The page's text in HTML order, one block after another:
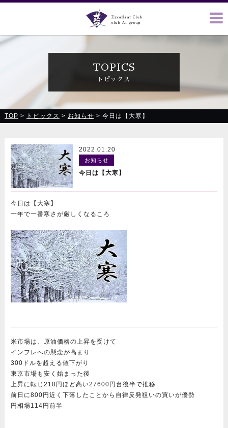
クラブ藍(あい)、クラブ恋(れん)、ルミナス、浪漫館で皆様の
お越しをお待ちしております
TOPICS
トピックス
TOP > トピックス > お知らせ > 今日は【大寒】
2022.01.20
お知らせ
今日は【大寒】
今日は【大寒】
一年で一番寒さが厳しくなるころ
米市場は、原油価格の上昇を受けて
インフレへの懸念が高まり
300ドルを超える値下がり
東京市場も安く始まった後
上昇に転じ210円ほど高い27600円台後半で推移
前日に800円近く下落したことから自律反発狙いの買いが優勢
円相場114円前半